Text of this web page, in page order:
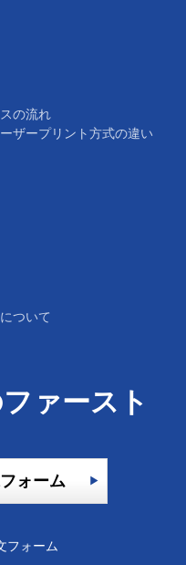
の流れ
ザープリント方式の違い​
ついて​
ァースト
ォーム
フォーム